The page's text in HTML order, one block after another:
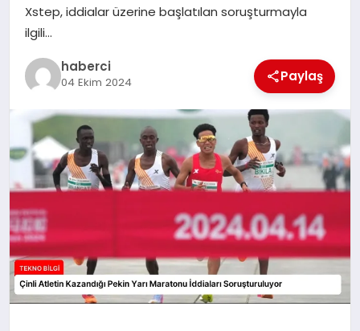
YAŞAM
Xstep, iddialar üzerine başlatılan soruşturmayla
ilgili…
haberci
04 Ekim 2024 Paylaş